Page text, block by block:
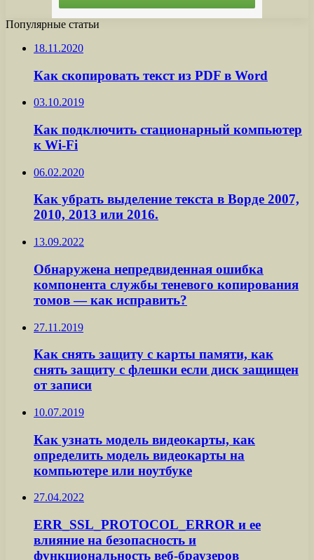
Популярные статьи
18.11.2020
Как скопировать текст из PDF в Word
03.10.2019
Как подключить стационарный компьютер
к Wi-Fi
06.02.2020
Как убрать выделение текста в Ворде 2007,
2010, 2013 или 2016.
13.09.2022
Обнаружена непредвиденная ошибка
компонента службы теневого копирования
томов — как исправить?
27.11.2019
Как снять защиту с карты памяти, как
снять защиту с флешки если диск защищен
от записи
10.07.2019
Как узнать модель видеокарты, как
определить модель видеокарты на
компьютере или ноутбуке
27.04.2022
ERR_SSL_PROTOCOL_ERROR и ее
влияние на безопасность и
функциональность веб-браузеров